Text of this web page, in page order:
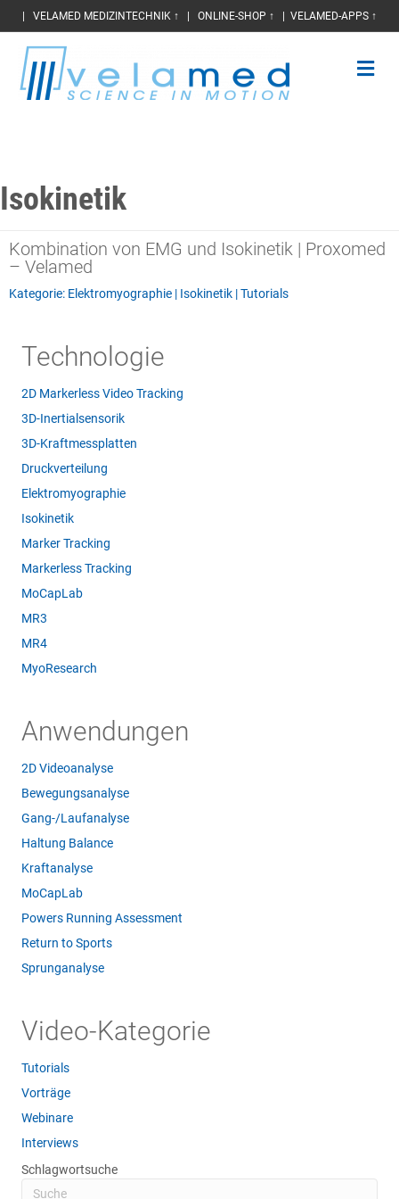
VELAMED MEDIZINTECHNIK ↑ ONLINE-SHOP ↑ VELAMED-APPS ↑
Technologie
2D Markerless Video Tracking
3D-Inertialsensorik
3D-Kraftmessplatten
Druckverteilung
Elektromyographie
Isokinetik
Marker Tracking
Markerless Tracking
MoCapLab
MR3
MR4
MyoResearch
Anwendungen
2D Videoanalyse
Bewegungsanalyse
Gang-/Laufanalyse
Haltung Balance
Kraftanalyse
MoCapLab
Powers Running Assessment
Return to Sports
Sprunganalyse
Video-Kategorie
Tutorials
Vorträge
Webinare
Interviews
Schlagwortsuche
Isokinetik
Kombination von EMG und Isokinetik | Proxomed
– Velamed
Kategorie: Elektromyographie | Isokinetik |Tutorials